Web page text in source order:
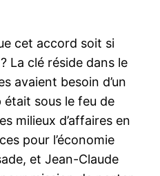
cet accord soit si
La clé réside dans le
avaient besoin d’un
était sous le feu de
milieux d’affaires en
pour l’économie
et Jean-Claude